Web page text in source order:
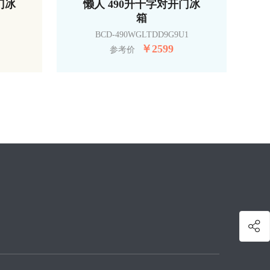
冰
懒人 490升十字对开门冰
箱
BCD-490WGLTDD9G9U1
参考价
￥2599